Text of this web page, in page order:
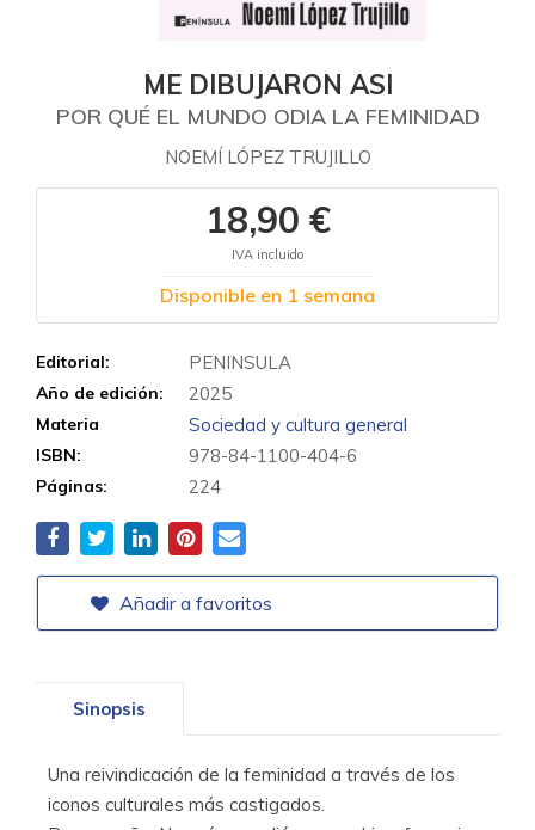
ME DIBUJARON ASI
POR QUÉ EL MUNDO ODIA LA FEMINIDAD
NOEMÍ LÓPEZ TRUJILLO
18,90 €
IVA incluido
Disponible en 1 semana
Editorial: PENINSULA
Año de edición: 2025
Materia Sociedad y cultura general
ISBN: 978-84-1100-404-6
Páginas: 224
Añadir a favoritos
Sinopsis
Una reivindicación de la feminidad a través de los
iconos culturales más castigados.